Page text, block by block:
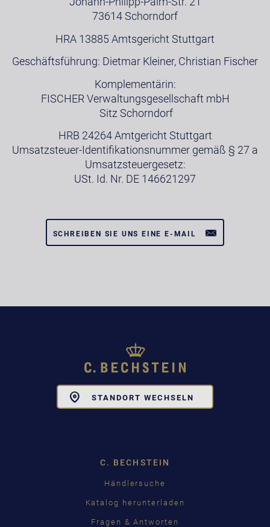
73614 Schorndorf
HRA 13885 Amtsgericht Stuttgart
Geschäftsführung: Dietmar Kleiner, Christian Fischer
Komplementärin:
FISCHER Verwaltungsgesellschaft mbH
Sitz Schorndorf
HRB 24264 Amtgericht Stuttgart
Umsatzsteuer-Identifikationsnummer gemäß § 27 a
Umsatzsteuergesetz:
USt. Id. Nr. DE 146621297
SCHREIBEN SIE UNS EINE E-MAIL
STANDORT WECHSELN
C. BECHSTEIN
Händlersuche
Katalog herunterladen
Fragen & Antworten